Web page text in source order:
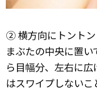
② 横方向にトント
まぶたの中央に置
ら目幅分、左右に
はスワイプしない